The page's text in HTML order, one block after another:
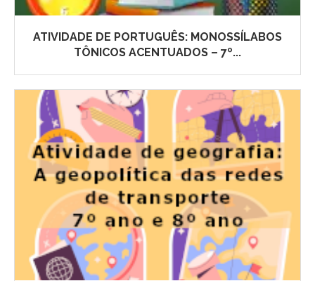
ATIVIDADE DE PORTUGUÊS: MONOSSÍLABOS
TÔNICOS ACENTUADOS – 7º...